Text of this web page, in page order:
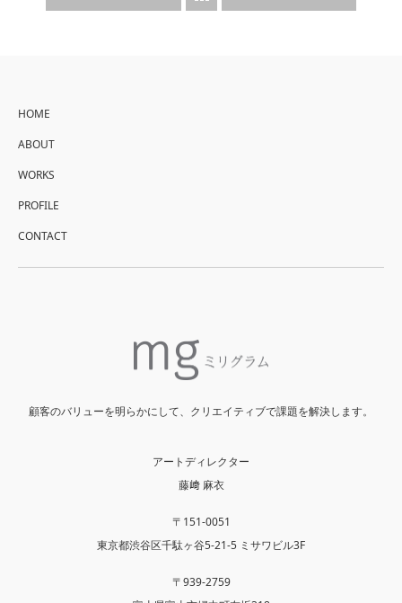
HOME
ABOUT
WORKS
PROFILE
CONTACT
顧客のバリューを明らかにして、クリエイティブで課題を解決します。
アートディレクター
藤﨑 麻衣
〒151-0051
東京都渋谷区千駄ヶ谷5-21-5 ミサワビル3F
〒939-2759